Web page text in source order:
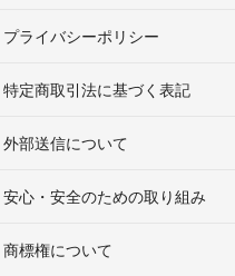
プライバシーポリシー
特定商取引法に基づく表記
外部送信について
安心・安全のための取り組み
商標権について